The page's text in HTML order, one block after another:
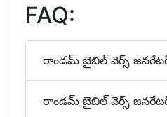
FAQ:
రాండమ్ బైబిల్ వెర్స్
రాండమ్ బైబిల్ వెర్స్